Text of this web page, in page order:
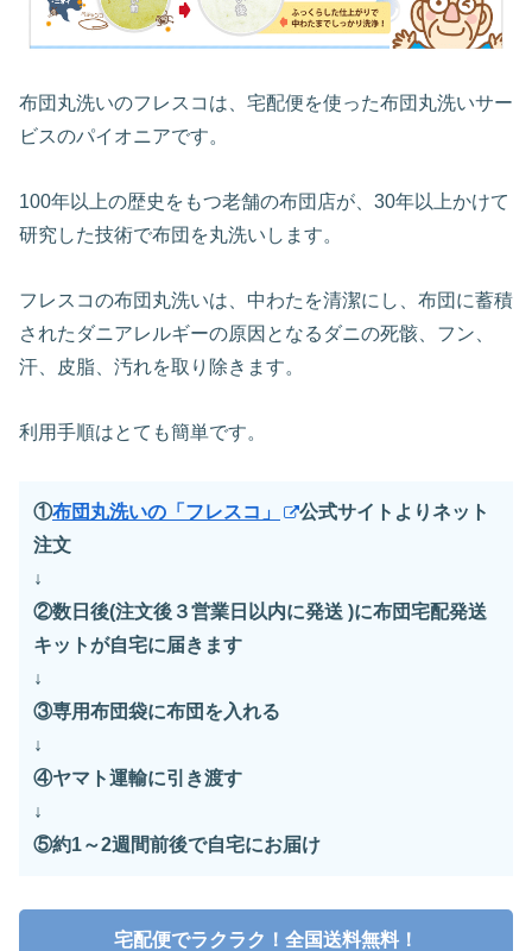
布団丸洗いのフレスコは、宅配便を使った布団丸洗いサー
ビスのパイオニアです。
100年以上の歴史をもつ老舗の布団店が、30年以上かけて
研究した技術で布団を丸洗いします。
フレスコの布団丸洗いは、中わたを清潔にし、布団に蓄積
されたダニアレルギーの原因となるダニの死骸、フン、
汗、皮脂、汚れを取り除きます。
利用手順はとても簡単です。
①布団丸洗いの「フレスコ」
公式サイトよりネット
注文
↓
②数日後(注文後３営業日以内に発送 )に布団宅配発送
キットが自宅に届きます
↓
③専用布団袋に布団を入れる
↓
④ヤマト運輸に引き渡す
↓
⑤約1～2週間前後で自宅にお届け
宅配便でラクラク！全国送料無料！